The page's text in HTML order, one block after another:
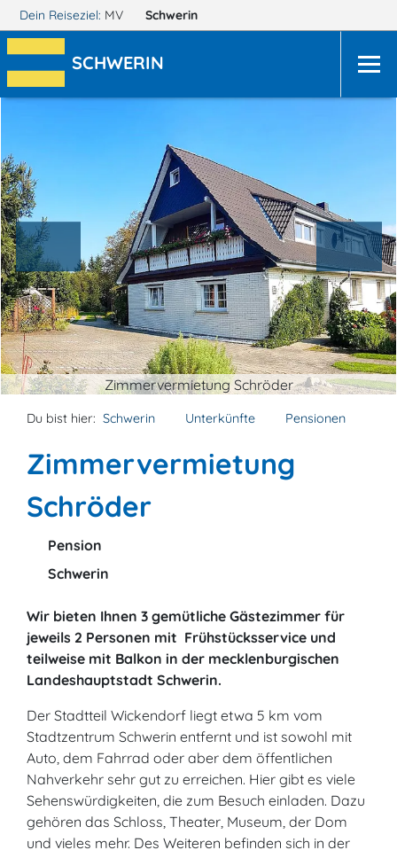
Dein Reiseziel: MV Schwerin
SCHWERIN
Zimmervermietung Schröder
Du bist hier: Schwerin Unterkünfte Pensionen
Zimmervermietung
Schröder
Pension
Schwerin
Wir bieten Ihnen 3 gemütliche Gästezimmer für
jeweils 2 Personen mit Frühstücksservice und
teilweise mit Balkon in der mecklenburgischen
Landeshauptstadt Schwerin.
Der Stadtteil Wickendorf liegt etwa 5 km vom
Stadtzentrum Schwerin entfernt und ist sowohl mit
Auto, dem Fahrrad oder aber dem öffentlichen
Nahverkehr sehr gut zu erreichen. Hier gibt es viele
Sehenswürdigkeiten, die zum Besuch einladen. Dazu
gehören das Schloss, Theater, Museum, der Dom
und vieles mehr. Des Weiteren befinden sich in der